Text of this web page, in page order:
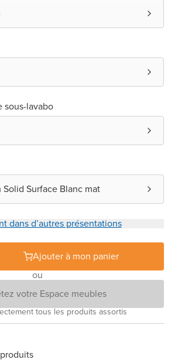
sous-lavabo
Solid Surface Blanc mat
dans d’autres présentations
Ajouter à mon panier
ou
votre Espace meubles
tous les produits assortis